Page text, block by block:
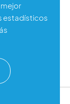
estadísticos